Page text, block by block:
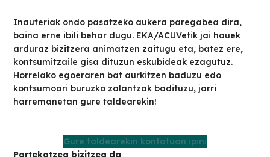
Inauteriak ondo pasatzeko aukera paregabea dira,
baina erne ibili behar dugu. EKA/ACUVetik jai hauek
arduraz bizitzera animatzen zaitugu eta, batez ere,
kontsumitzaile gisa dituzun eskubideak ezagutuz.
Horrelako egoeraren bat aurkitzen baduzu edo
kontsumoari buruzko zalantzak badituzu, jarri
harremanetan gure taldearekin!
Gure taldearekin kontatuan ipini
Partekatzea bizitzea da